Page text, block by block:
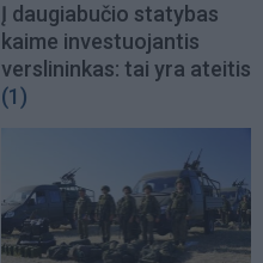
Į daugiabučio statybas
kaime investuojantis
verslininkas: tai yra ateitis
(1)